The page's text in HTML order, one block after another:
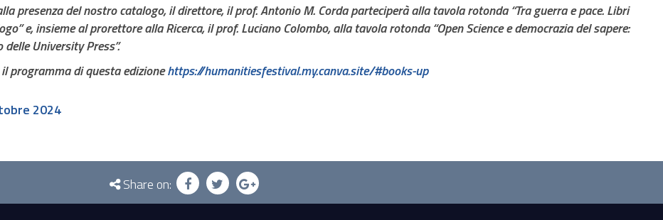
presenza del nostro catalogo, il direttore, il prof. Antonio M. Corda parteciperà alla tavola rotonda “Tra guerra e pace. Libri
e, insieme al prorettore alla Ricerca, il prof. Luciano Colombo, alla tavola rotonda “Open Science e democrazia del sapere:
delle University Press”.
programma di questa edizionehttps://humanitiesfestival.my.canva.site/#books-up
2024
Share on: